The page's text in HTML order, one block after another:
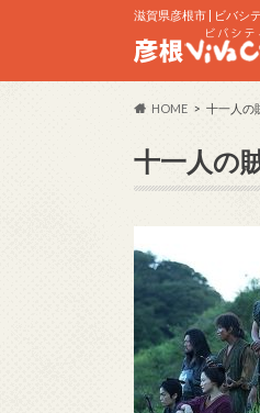
滋賀県彦根市 | ビバシ
HOME 十一人の
十一人の